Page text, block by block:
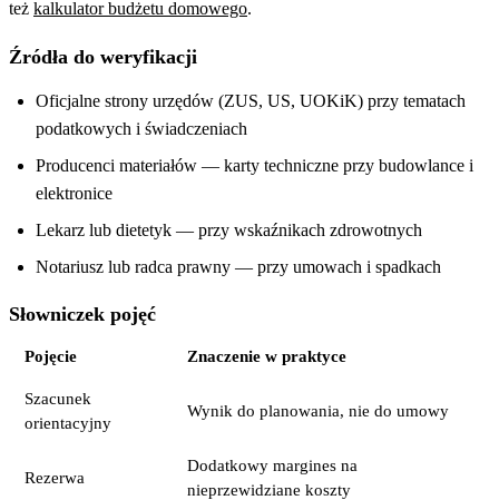
też kalkulator budżetu domowego.
Źródła do weryfikacji
Oficjalne strony urzędów (ZUS, US, UOKiK) przy tematach
podatkowych i świadczeniach
Producenci materiałów — karty techniczne przy budowlance i
elektronice
Lekarz lub dietetyk — przy wskaźnikach zdrowotnych
Notariusz lub radca prawny — przy umowach i spadkach
Słowniczek pojęć
Pojęcie Znaczenie w praktyce
Szacunek
orientacyjny
Wynik do planowania, nie do umowy
Rezerwa
Dodatkowy margines na
nieprzewidziane koszty